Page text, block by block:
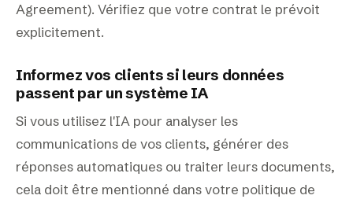
Agreement). Vérifiez que votre contrat le prévoit
explicitement.
Informez vos clients si leurs données
passent par un système IA
Si vous utilisez l'IA pour analyser les
communications de vos clients, générer des
réponses automatiques ou traiter leurs documents,
cela doit être mentionné dans votre politique de